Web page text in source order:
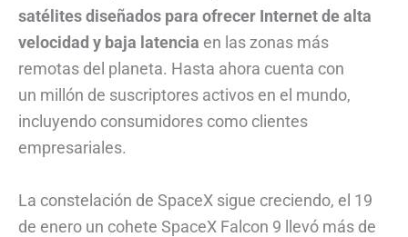
satélites diseñados para ofrecer Internet de alta
velocidad y baja latencia en las zonas más
remotas del planeta. Hasta ahora cuenta con
un millón de suscriptores activos en el mundo,
incluyendo consumidores como clientes
empresariales.
La constelación de SpaceX sigue creciendo, el 19
de enero un cohete SpaceX Falcon 9 llevó más de